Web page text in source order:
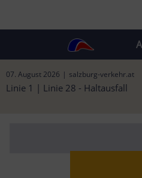
07. August 2026 | salzburg-verkehr.at
Linie 1 | Linie 28 - Haltausfall